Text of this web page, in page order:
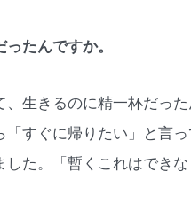
たんですか。
生きるのに精一杯だっ
すぐに帰りたい」と言
た。「暫くこれはできな